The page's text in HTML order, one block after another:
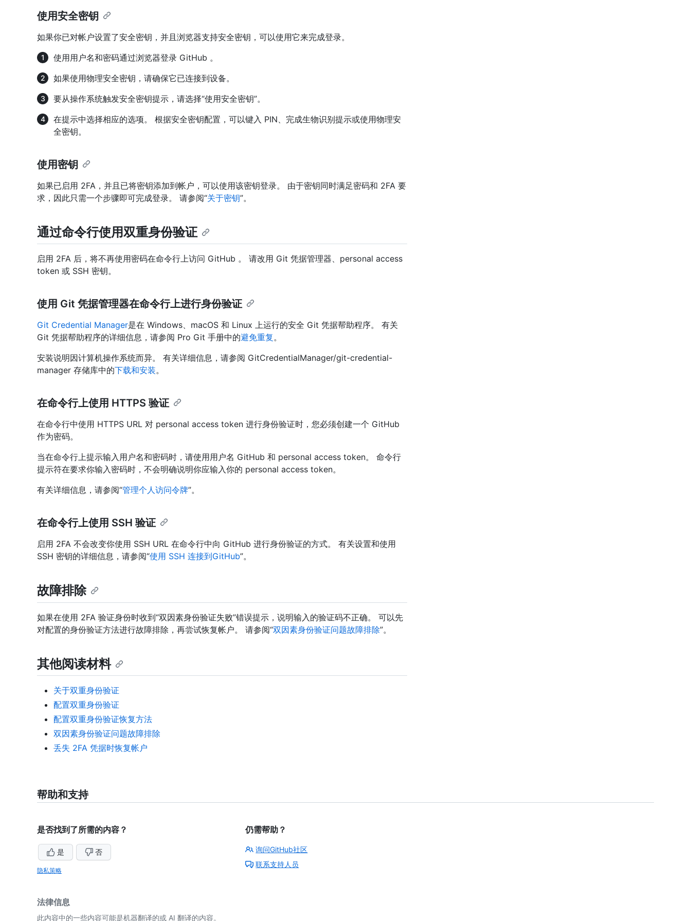
使用安全密钥
如果你已对帐户设置了安全密钥，并且浏览器支持安全密钥，可以使用它来完成登录。
使用用户名和密码通过浏览器登录 GitHub 。
如果使用物理安全密钥，请确保它已连接到设备。
要从操作系统触发安全密钥提示，请选择“使用安全密钥”。
在提示中选择相应的选项。 根据安全密钥配置，可以键入 PIN、完成生物识别提示或使用物理安
全密钥。
使用密钥
如果已启用 2FA，并且已将密钥添加到帐户，可以使用该密钥登录。 由于密钥同时满足密码和 2FA 要
求，因此只需一个步骤即可完成登录。 请参阅“关于密钥”。
通过命令行使用双重身份验证
启用 2FA 后，将不再使用密码在命令行上访问 GitHub 。 请改用 Git 凭据管理器、personal access
token 或 SSH 密钥。
使用 Git 凭据管理器在命令行上进行身份验证
Git Credential Manager是在 Windows、macOS 和 Linux 上运行的安全 Git 凭据帮助程序。 有关
Git 凭据帮助程序的详细信息，请参阅 Pro Git 手册中的避免重复。
安装说明因计算机操作系统而异。 有关详细信息，请参阅 GitCredentialManager/git-credential-
manager 存储库中的下载和安装。
在命令行上使用 HTTPS 验证
在命令行中使用 HTTPS URL 对 personal access token 进行身份验证时，您必须创建一个 GitHub
作为密码。
当在命令行上提示输入用户名和密码时，请使用用户名 GitHub 和 personal access token。 命令行
提示符在要求你输入密码时，不会明确说明你应输入你的 personal access token。
有关详细信息，请参阅“管理个人访问令牌”。
在命令行上使用 SSH 验证
启用 2FA 不会改变你使用 SSH URL 在命令行中向 GitHub 进行身份验证的方式。 有关设置和使用
SSH 密钥的详细信息，请参阅“使用 SSH 连接到GitHub”。
故障排除
如果在使用 2FA 验证身份时收到“双因素身份验证失败”错误提示，说明输入的验证码不正确。 可以先
对配置的身份验证方法进行故障排除，再尝试恢复帐户。 请参阅“双因素身份验证问题故障排除”。
其他阅读材料
关于双重身份验证
配置双重身份验证
配置双重身份验证恢复方法
双因素身份验证问题故障排除
丢失 2FA 凭据时恢复帐户
帮助和支持
是否找到了所需的内容？
是 否
隐私策略
仍需帮助？
询问GitHub社区
联系支持人员
法律信息
此内容中的一些内容可能是机器翻译的或 AI 翻译的内容。